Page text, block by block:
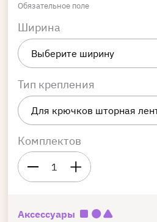
Обязательное поле
Ширина
Тип крепления
Комплектов
1
Аксессуары